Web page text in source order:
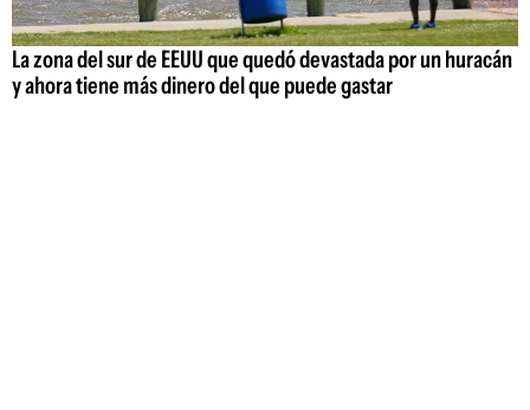
La zona del sur de EEUU que quedó devastada por un huracán
y ahora tiene más dinero del que puede gastar